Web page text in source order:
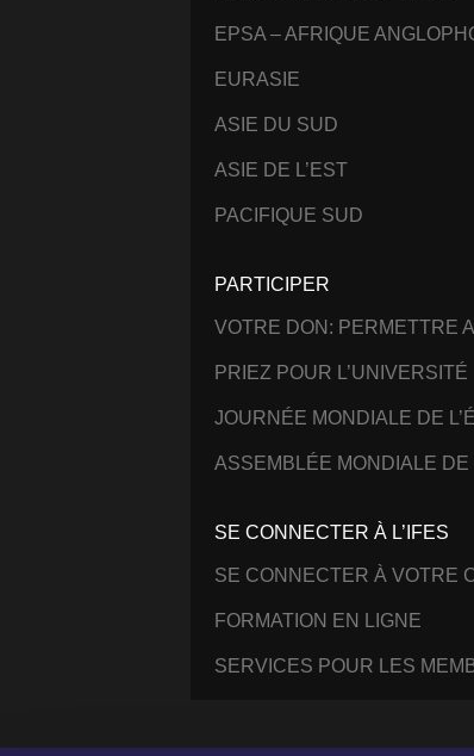
EPSA – AFRIQUE
EURASIE
ASIE DU SUD
ASIE DE L’EST
PACIFIQUE SUD
PARTICIPER
VOTRE DON: PERMETTRE
PRIEZ POUR L’UNIVERSITÉ
JOURNÉE MONDIALE DE
ASSEMBLÉE MONDIALE DE
SE CONNECTER À L’IFES
SE CONNECTER À VOTRE
FORMATION EN LIGNE
SERVICES POUR LES